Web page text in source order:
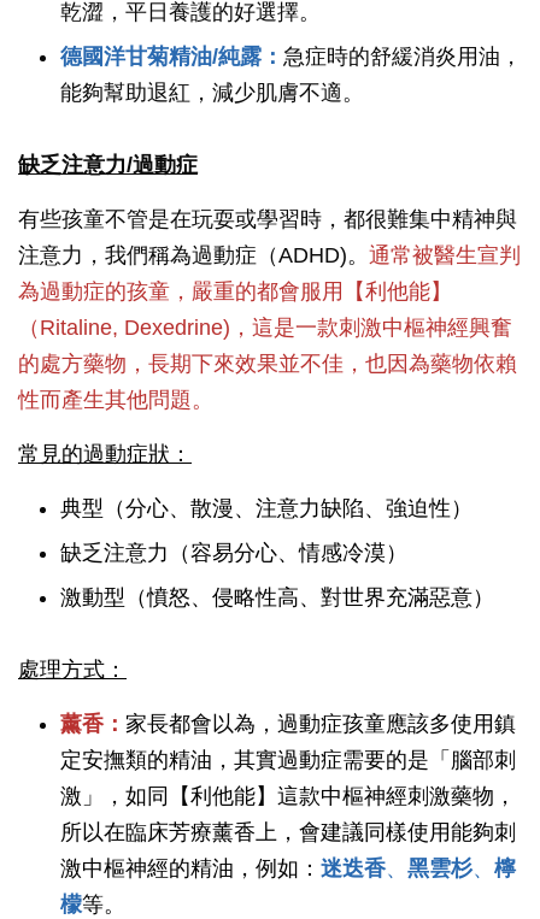
乾澀，平日養護的好選擇。
德國洋甘菊精油/純露： 急症時的舒緩消炎用油，
能夠幫助退紅，減少肌膚不適。
缺乏注意力/過動症
有些孩童不管是在玩耍或學習時，都很難集中精神與
注意力，我們稱為過動症（ADHD)。 通常被醫生宣判
為過動症的孩童，嚴重的都會服用【利他能】
（Ritaline, Dexedrine)，這是一款刺激中樞神經興奮
的處方藥物，長期下來效果並不佳，也因為藥物依賴
性而產生其他問題。
常見的過動症狀：
典型（分心、散漫、注意力缺陷、強迫性）
缺乏注意力（容易分心、情感冷漠）
激動型（憤怒、侵略性高、對世界充滿惡意）
處理方式：
薰香： 家長都會以為，過動症孩童應該多使用鎮
定安撫類的精油，其實過動症需要的是「腦部刺
激」，如同【利他能】這款中樞神經刺激藥物，
所以在臨床芳療薰香上，會建議同樣使用能夠刺
激中樞神經的精油，例如： 迷迭香、 黑雲杉、 檸
檬等。